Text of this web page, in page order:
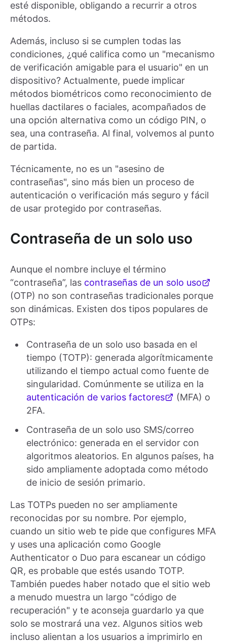
esté disponible, obligando a recurrir a otros
métodos.
Además, incluso si se cumplen todas las
condiciones, ¿qué califica como un "mecanismo
de verificación amigable para el usuario" en un
dispositivo? Actualmente, puede implicar
métodos biométricos como reconocimiento de
huellas dactilares o faciales, acompañados de
una opción alternativa como un código PIN, o
sea, una contraseña. Al final, volvemos al punto
de partida.
Técnicamente, no es un "asesino de
contraseñas", sino más bien un proceso de
autenticación o verificación más seguro y fácil
de usar protegido por contraseñas.
Contraseña de un solo uso
Aunque el nombre incluye el término
“contraseña”, las contraseñas de un solo uso
(OTP) no son contraseñas tradicionales porque
son dinámicas. Existen dos tipos populares de
OTPs:
Contraseña de un solo uso basada en el
tiempo (TOTP): generada algorítmicamente
utilizando el tiempo actual como fuente de
singularidad. Comúnmente se utiliza en la
autenticación de varios factores
(MFA) o
2FA.
Contraseña de un solo uso SMS/correo
electrónico: generada en el servidor con
algoritmos aleatorios. En algunos países, ha
sido ampliamente adoptada como método
de inicio de sesión primario.
Las TOTPs pueden no ser ampliamente
reconocidas por su nombre. Por ejemplo,
cuando un sitio web te pide que configures MFA
y uses una aplicación como Google
Authenticator o Duo para escanear un código
QR, es probable que estés usando TOTP.
También puedes haber notado que el sitio web
a menudo muestra un largo "código de
recuperación" y te aconseja guardarlo ya que
solo se mostrará una vez. Algunos sitios web
incluso alientan a los usuarios a imprimirlo en